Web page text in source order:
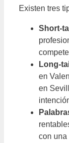
Existen tres
Short-
Long-
en
en
con una